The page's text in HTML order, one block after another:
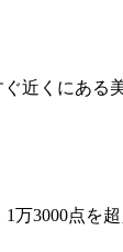
近くにある
3000点を